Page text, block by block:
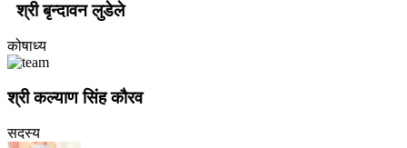
श्री बृन्दावन लुडेले
कोषाध्य
श्री कल्याण सिंह कौरव
सदस्य